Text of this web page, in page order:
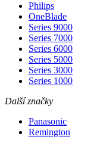
Philips
OneBlade
Series 9000
Series 7000
Series 6000
Series 5000
Series 3000
Series 1000
Další značky
Panasonic
Remington